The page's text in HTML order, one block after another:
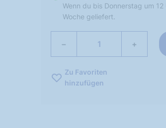
Wenn du bis Donnerstag um
Woche geliefert.
− +
Zu Favoriten
hinzufügen